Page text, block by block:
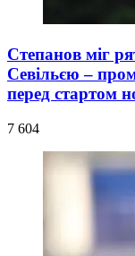
Степанов міг
Севільєю –
перед стартом
7 604